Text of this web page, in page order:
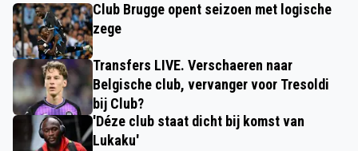
Club Brugge opent seizoen met logische
zege
Transfers LIVE. Verschaeren naar
Belgische club, vervanger voor Tresoldi
bij Club?
'Déze club staat dicht bij komst van
Lukaku'